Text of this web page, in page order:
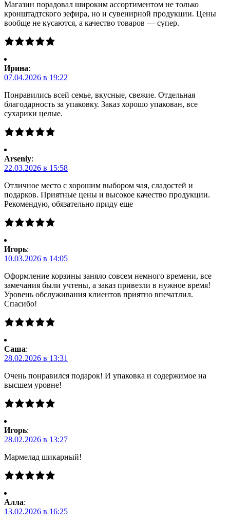
Магазин порадовал широким ассортиментом не только
кронштадтского зефира, но и сувенирной продукции. Цены
вообще не кусаются, а качество товаров — супер.
Ирина:
07.04.2026 в 19:22
Понравились всей семье, вкусные, свежие. Отдельная
благодарность за упаковку. Заказ хорошо упакован, все
сухарики целые.
Arseniy:
22.03.2026 в 15:58
Отличное место с хорошим выбором чая, сладостей и
подарков. Приятные цены и высокое качество продукции.
Рекомендую, обязательно приду еще
Игорь:
10.03.2026 в 14:05
Оформление корзины заняло совсем немного времени, все
замечания были учтены, а заказ привезли в нужное время!
Уровень обслуживания клиентов приятно впечатлил.
Спасибо!
Саша:
28.02.2026 в 13:31
Очень понравился подарок! И упаковка и содержимое на
высшем уровне!
Игорь:
28.02.2026 в 13:27
Мармелад шикарный!
Алла:
13.02.2026 в 16:25